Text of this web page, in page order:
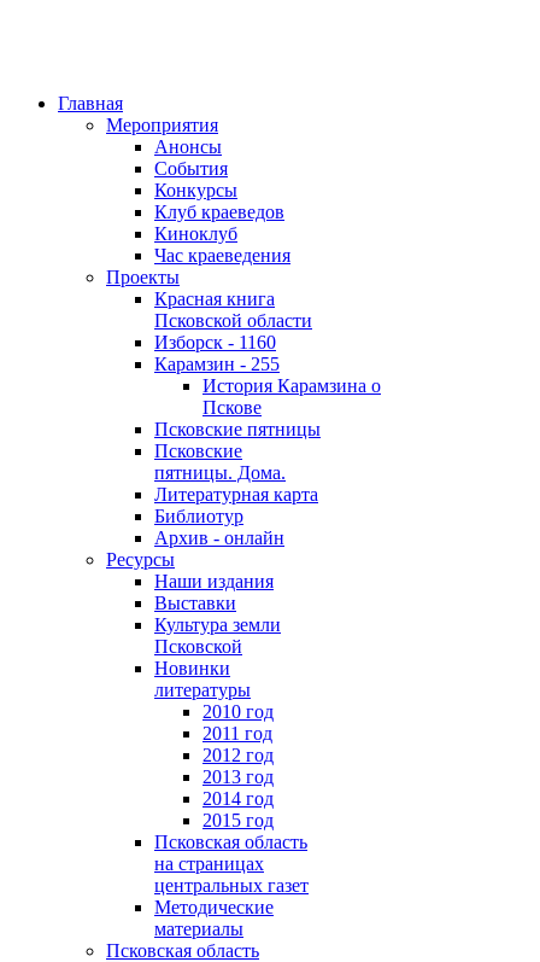
Главная
Мероприятия
Анонсы
События
Конкурсы
Клуб краеведов
Киноклуб
Час краеведения
Проекты
Красная книга
Псковской области
Изборск - 1160
Карамзин - 255
История Карамзина о
Пскове
Псковские пятницы
Псковские
пятницы. Дома.
Литературная карта
Библиотур
Архив - онлайн
Ресурсы
Наши издания
Выставки
Культура земли
Псковской
Новинки
литературы
2010 год
2011 год
2012 год
2013 год
2014 год
2015 год
Псковская область
на страницах
центральных газет
Методические
материалы
Псковская область